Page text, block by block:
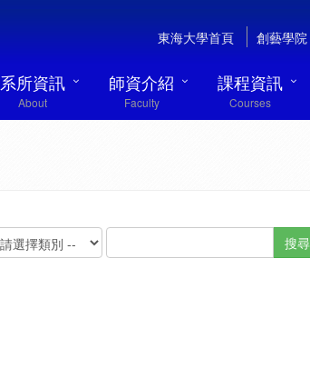
東海大學首頁 創藝學院
系所資訊
About
師資介紹
Faculty
課程資訊
Courses
搜尋